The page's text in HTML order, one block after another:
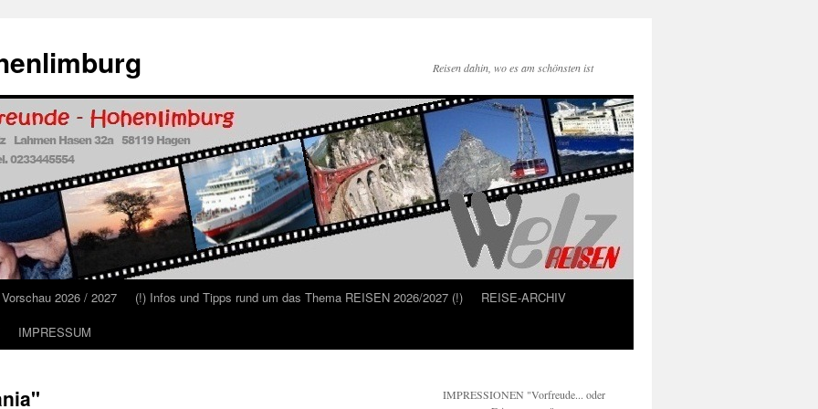
Reisen dahin, wo es am schönsten ist
2026 / 2027 (!) Infos und Tipps rund um das Thema REISEN 2026/2027 (!)
REISE-ARCHIV
IMPRESSUM
IMPRESSIONEN "Vorfreude... oder